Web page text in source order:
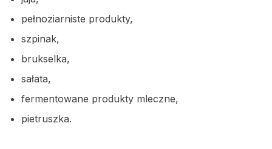
pełnoziarniste produkty,
szpinak,
brukselka,
sałata,
fermentowane produkty mleczne,
pietruszka.